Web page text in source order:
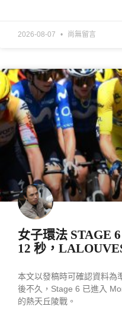
2026-08-07 尚無留言
女子環法 STAGE
12 秒，
本文以發稿時可確認資料為
後不久，Stage 6 已進入
的熱天丘陵戰。